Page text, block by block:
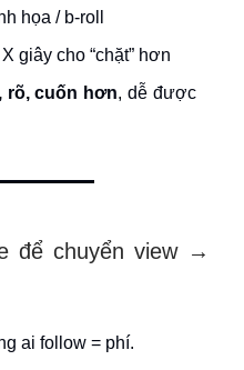
họa / b-roll
giây cho “chặt” hơn
rõ, cuốn hơn, dễ được
để chuyển view →
ai follow = phí.